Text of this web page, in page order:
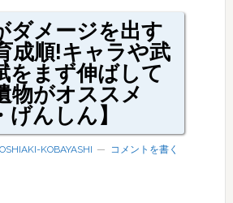
ダメージを出す
成順!キャラや武
をまず伸ばして
物がオススメ
げんしん】
KOBAYASHI コメントを書く